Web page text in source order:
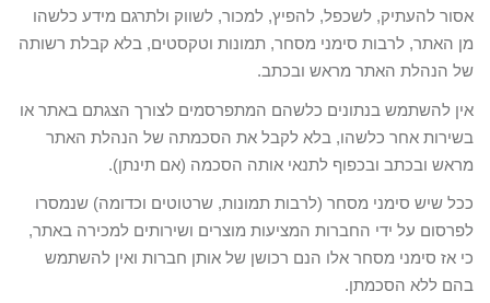
אסור להעתיק, לשכפל, להפיץ, למכור, לשווק ולתרגם מידע כלשהו
מן האתר, לרבות סימני מסחר, תמונות וטקסטים, בלא קבלת רשותה
של הנהלת האתר מראש ובכתב.
אין להשתמש בנתונים כלשהם המתפרסמים לצורך הצגתם באתר או
בשירות אחר כלשהו, בלא לקבל את הסכמתה של הנהלת האתר
מראש ובכתב ובכפוף לתנאי אותה הסכמה (אם תינתן).
ככל שיש סימני מסחר (לרבות תמונות, שרטוטים וכדומה) שנמסרו
לפרסום על ידי החברות המציעות מוצרים ושירותים למכירה באתר,
כי אז סימני מסחר אלו הנם רכושן של אותן חברות ואין להשתמש
בהם ללא הסכמתן.